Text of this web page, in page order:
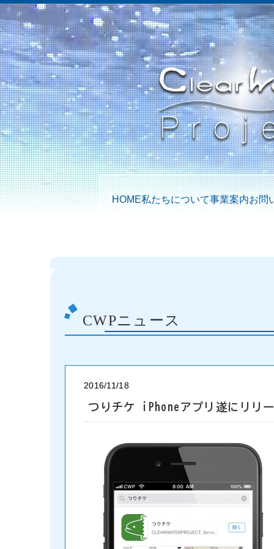
HOME私たちについて事業案内お問
CWPニュース
2016/11/18
つりチケ iPhoneアプリ遂にリリ